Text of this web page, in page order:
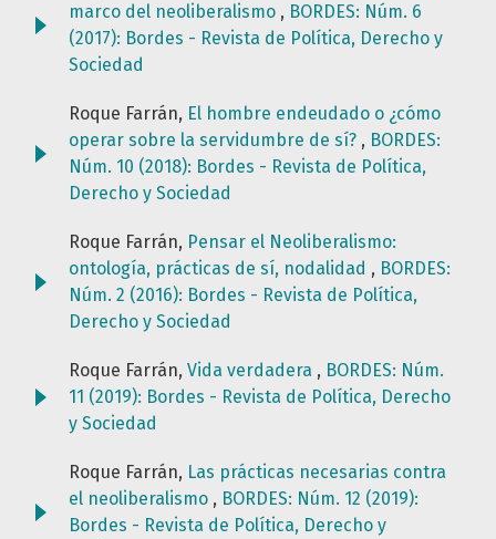
marco del neoliberalismo , BORDES: Núm. 6
(2017): Bordes - Revista de Política, Derecho y
Sociedad
Roque Farrán, El hombre endeudado o ¿cómo
operar sobre la servidumbre de sí? , BORDES:
Núm. 10 (2018): Bordes - Revista de Política,
Derecho y Sociedad
Roque Farrán, Pensar el Neoliberalismo:
ontología, prácticas de sí, nodalidad , BORDES:
Núm. 2 (2016): Bordes - Revista de Política,
Derecho y Sociedad
Roque Farrán, Vida verdadera , BORDES: Núm.
11 (2019): Bordes - Revista de Política, Derecho
y Sociedad
Roque Farrán, Las prácticas necesarias contra
el neoliberalismo , BORDES: Núm. 12 (2019):
Bordes - Revista de Política, Derecho y